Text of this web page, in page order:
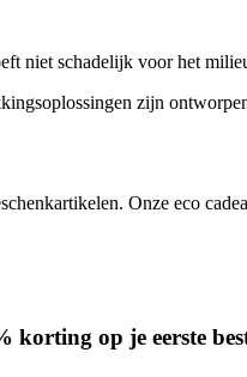
niet schadelijk voor het
zijn
Onze eco
korting op je eerste